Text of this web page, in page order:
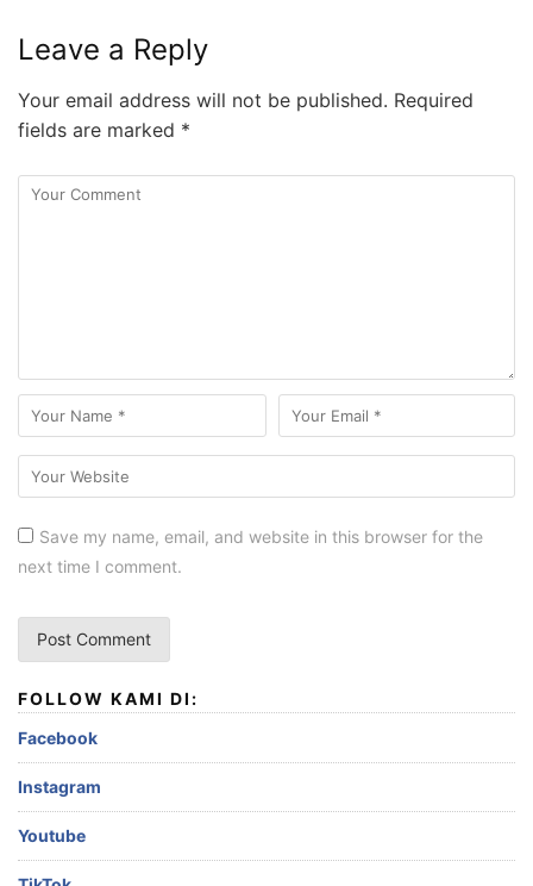
Leave a Reply
Your email address will not be published. Required
fields are marked *
Save my name, email, and website in this browser for the
next time I comment.
FOLLOW KAMI DI:
Facebook
Instagram
Youtube